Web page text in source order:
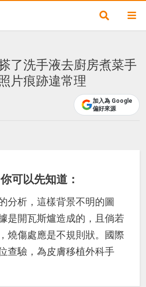
了洗手液去廚房煮菜手
片痕跡違常理
加入為 Google
偏好來源
你可以先知道：
分析，這樣背景不明的圖
是開瓦斯爐造成的，且倘若
燒傷處應是不規則狀。國際
查驗，為皮膚移植外科手